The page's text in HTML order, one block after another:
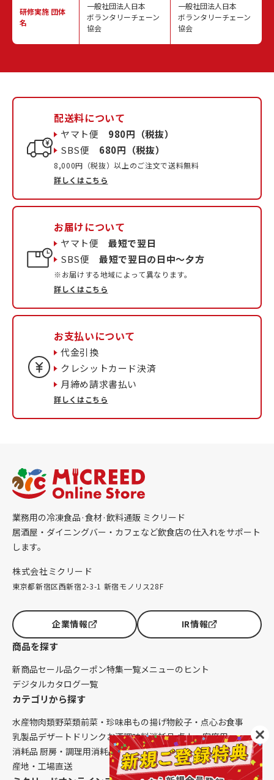
研修実施 団体
名
一般社団法人日本
ボランタリーチェーン
協会
一般社団法人日本
ボランタリーチェーン
協会
配送料について
ヤマト便 980円（税抜）
SBS便 680円（税抜）
8,000円（税抜）以上のご注文で送料無料
詳しくはこちら
お届けについて
ヤマト便最短で翌日
SBS便最短で翌日の日中〜夕方
※お届けする地域によって異なります。
詳しくはこちら
お支払いについて
代金引換
クレシットカード決済
月締め請求書払い
詳しくはこちら
業務用の冷凍食品·食材·飲料通販 ミクリード
居酒屋・ダイニングバー・カフェなど飲食店の仕入れをサポート
します。
株式会社ミクリード
東京都新宿区西新宿2-3-1 新宿モノリス28F
企業情報 IR情報
商品を探す
新商品セール品クーポン特集一覧メニューのヒント
デジタルカタログ一覧
カテゴリから探す
水産物肉類野菜類前菜・珍味串もの揚げ物餃子・点心お食事
乳製品デザート ドリンク お酒調味料消耗品 卓上・客席用
消耗品 厨房・調理用消耗品 クレンリネス生鮮品（配送便限定）
産地・工場直送